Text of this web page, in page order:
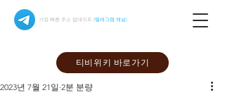
가장 빠른 주소 업데이트 (텔레그램 채널)
티비위키 바로가기
2023년 7월 21일 2분 분량